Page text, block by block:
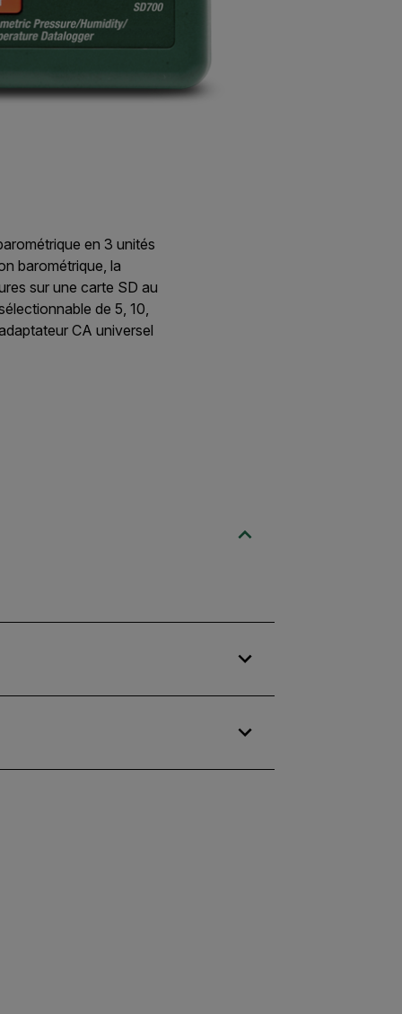
en 3 unités
barométrique, la
sur une carte SD au
de 5, 10,
CA universel